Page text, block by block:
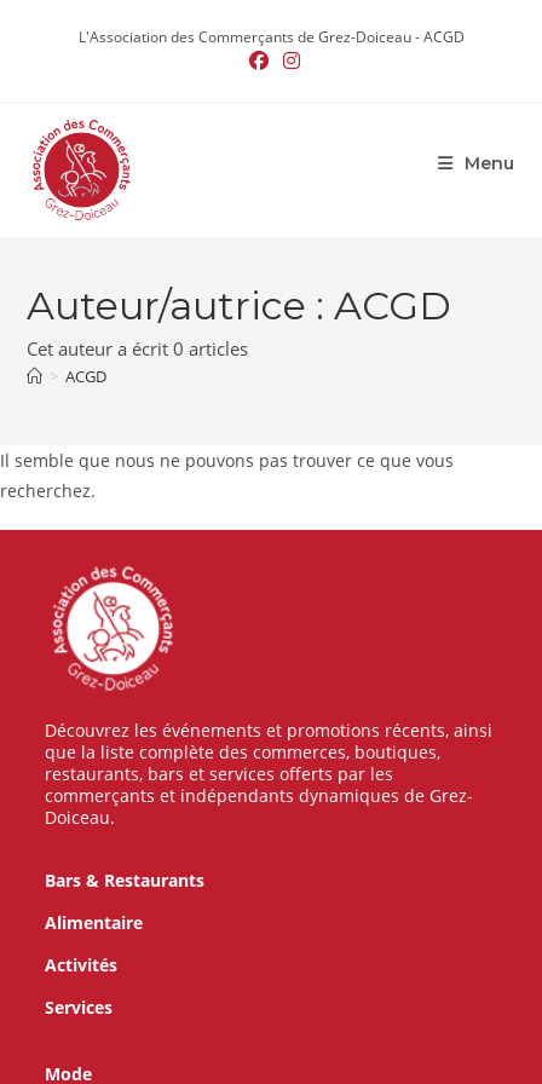
L'Association des Commerçants de Grez-Doiceau - ACGD
Menu
Auteur/autrice :ACGD
Cet auteur a écrit 0 articles
> ACGD
Il semble que nous ne pouvons pas trouver ce que vous
recherchez.
Découvrez les événements et promotions récents, ainsi
que la liste complète des commerces, boutiques,
restaurants, bars et services offerts par les
commerçants et indépendants dynamiques de Grez-
Doiceau.
Bars & Restaurants
Alimentaire
Activités
Services
Mode